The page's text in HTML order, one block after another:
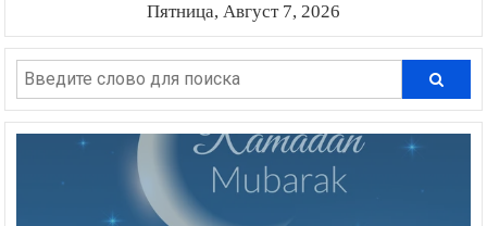
Пятница, Август 7, 2026